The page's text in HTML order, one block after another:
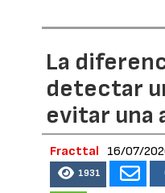
La
detectar
evitar una
Fracttal 16/07/
1931